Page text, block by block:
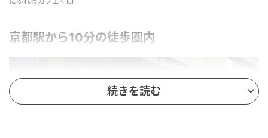
京都駅から10分の徒歩圏内
続きを読む